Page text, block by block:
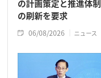
の計画策定と推進体制
の刷新を要求
06/08/2026 ニュース